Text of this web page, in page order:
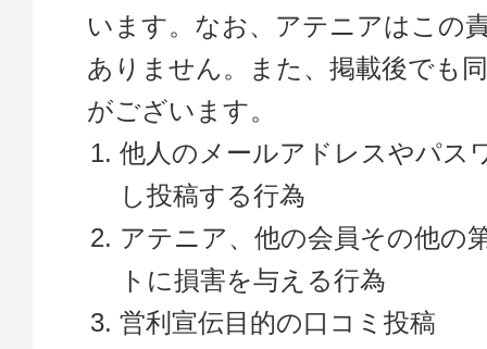
います。なお、アテニアはこの
ありません。また、掲載後でも
がございます。
他人のメールアドレスやパス
し投稿する行為
アテニア、他の会員その他の
トに損害を与える行為
営利宣伝目的の口コミ投稿